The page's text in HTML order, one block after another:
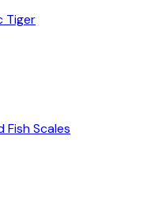
Tiger
Fish Scales